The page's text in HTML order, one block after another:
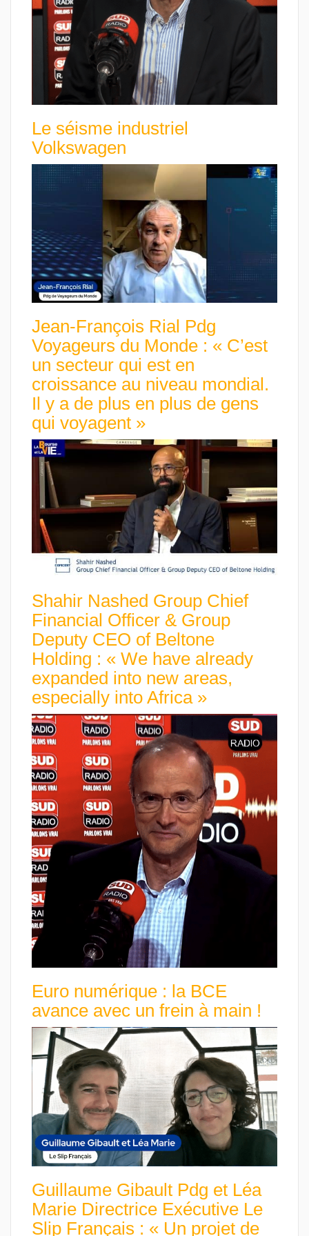
Le séisme industriel
Volkswagen
Jean-François Rial Pdg
Voyageurs du Monde : « C’est
un secteur qui est en
croissance au niveau mondial.
Il y a de plus en plus de gens
qui voyagent »
Shahir Nashed Group Chief
Financial Officer & Group
Deputy CEO of Beltone
Holding : « We have already
expanded into new areas,
especially into Africa »
Euro numérique : la BCE
avance avec un frein à main !
Guillaume Gibault Pdg et Léa
Marie Directrice Exécutive Le
Slip Français : « Un projet de